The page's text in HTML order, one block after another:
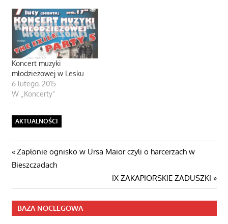
Koncert muzyki
młodzieżowej w Lesku
6 lutego, 2015
W „Koncerty"
AKTUALNOŚCI
Nawigacja
Poprzedni
post:
Zapłonie ognisko w Ursa Maior czyli o harcerzach w
Bieszczadach
Następny
wpis
IX ZAKAPIORSKIE ZADUSZKI
BAZA NOCLEGOWA